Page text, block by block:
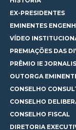
EX-PRESIDENTES
EMINENTES
VÍDEO
PREMIAÇÕES DAS
PRÊMIO IE
OUTORGA
CONSELHO
CONSELHO
CONSELHO FISCAL
DIRETORIA